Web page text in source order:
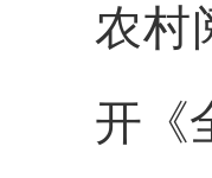
农村
开《